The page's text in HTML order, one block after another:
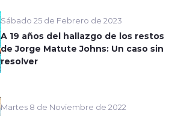
Sábado 25 de Febrero de 2023
A 19 años del hallazgo de los restos
de Jorge Matute Johns: Un caso sin
resolver
Martes 8 de Noviembre de 2022